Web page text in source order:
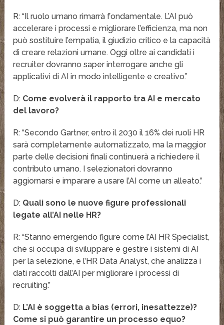
R: “Il ruolo umano rimarrà fondamentale. L’AI può
accelerare i processi e migliorare l’efficienza, ma non
può sostituire l’empatia, il giudizio critico e la capacità
di creare relazioni umane. Oggi oltre ai candidati i
recruiter dovranno saper interrogare anche gli
applicativi di AI in modo intelligente e creativo.”
D: Come evolverà il rapporto tra AI e mercato
del lavoro?
R: “Secondo Gartner, entro il 2030 il 16% dei ruoli HR
sarà completamente automatizzato, ma la maggior
parte delle decisioni finali continuerà a richiedere il
contributo umano. I selezionatori dovranno
aggiornarsi e imparare a usare l’AI come un alleato.”
D: Quali sono le nuove figure professionali
legate all’AI nelle HR?
R: “Stanno emergendo figure come l’AI HR Specialist,
che si occupa di sviluppare e gestire i sistemi di AI
per la selezione, e l’HR Data Analyst, che analizza i
dati raccolti dall’AI per migliorare i processi di
recruiting.”
D: L’AI è soggetta a bias (errori, inesattezze)?
Come si può garantire un processo equo?